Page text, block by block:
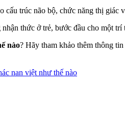
trúc não bộ, chức năng thị giác
thức ở trẻ, bước đầu cho một trí
nào? Hãy tham khảo thêm thông tin
nan việt như thế nào